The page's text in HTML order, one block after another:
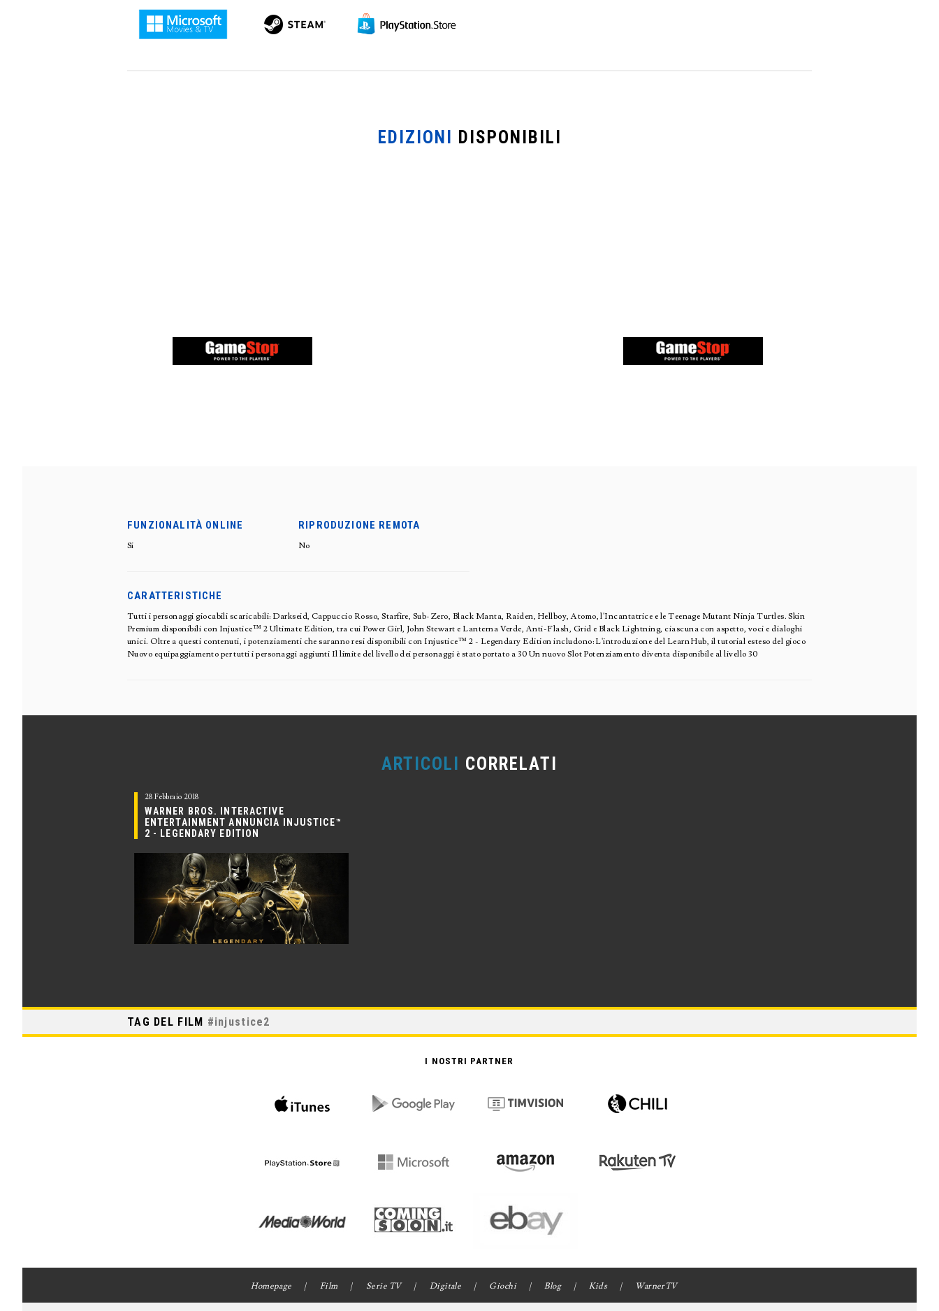
EDIZIONI DISPONIBILI
Gamestop Gamestop
FUNZIONALITÀ ONLINE
Si
RIPRODUZIONE REMOTA
No
CARATTERISTICHE
Tutti i personaggi giocabili scaricabili: Darkseid, Cappuccio Rosso, Starfire, Sub-Zero, Black Manta, Raiden, Hellboy, Atomo, l'Incantatrice e le Teenage Mutant Ninja Turtles. Skin
Premium disponibili con Injustice™ 2 Ultimate Edition, tra cui Power Girl, John Stewart e Lanterna Verde, Anti-Flash, Grid e Black Lightning, ciascuna con aspetto, voci e dialoghi
unici. Oltre a questi contenuti, i potenziamenti che saranno resi disponibili con Injustice™ 2 - Legendary Edition includono: L'introduzione del Learn Hub, il tutorial esteso del gioco
Nuovo equipaggiamento per tutti i personaggi aggiunti Il limite del livello dei personaggi è stato portato a 30 Un nuovo Slot Potenziamento diventa disponibile al livello 30
ARTICOLI CORRELATI
28 Febbraio 2018
WARNER BROS. INTERACTIVE
ENTERTAINMENT ANNUNCIA INJUSTICE™
2 - LEGENDARY EDITION
TAG DEL FILM #injustice2
I NOSTRI PARTNER
Homepage Film Serie TV Digitale Giochi Blog Kids WarnerTV